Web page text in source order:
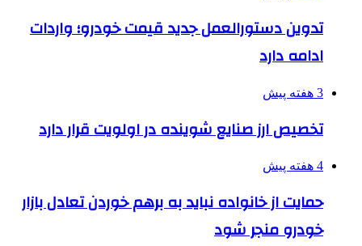
تدوین دستورالعمل جدید قیمت خودرو؛ واردات
ادامه دارد
3 هفته پیش
تخصیص ارز صنایع شوینده در اولویت قرار دارد
4 هفته پیش
حمایت از خانواده نباید به برهم خوردن تعادل بازار
خودرو منجر شود